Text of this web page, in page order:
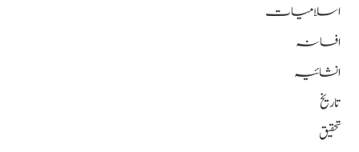
اسلامیات
افسانہ
انشائیہ
تاریخ
تحقیق